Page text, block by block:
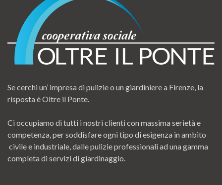
Se cerchi un’ impresa di pulizie o un giardiniere a Firenze, la
risposta è Oltre il Ponte.
Ci occupiamo di tutti i nostri clienti con massima serietà e
competenza, per soddisfare ogni tipo di esigenza in ambito
civile e industriale, dalle pulizie professionali ad una gamma
completa di servizi di giardinaggio.